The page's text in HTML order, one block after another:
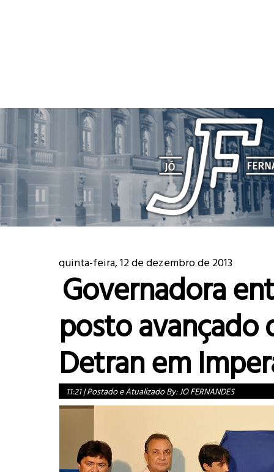
quinta-feira, 12 de dezembro de 2013
Governadora
posto avançado
Detran em
11:21|Postado e Atualizado By:JO FERNANDES